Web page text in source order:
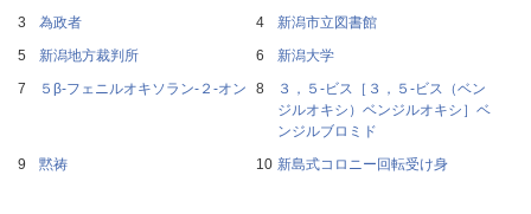
為政者
新潟市立図書館
新潟地方裁判所
新潟大学
５β‐フェニルオキソラン‐２‐オン
３，５‐ビス［３，５‐ビス（ベン
ジルオキシ）ベンジルオキシ］ベ
ンジルブロミド
黙祷
新島式コロニー回転受け身